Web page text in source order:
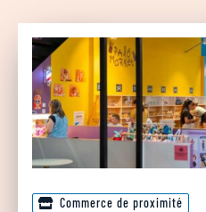
Commerce de proximité